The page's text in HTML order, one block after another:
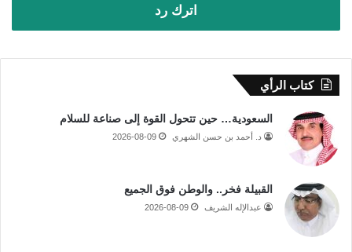
اترك رد
كتاب الرأي
السعودية… حين تتحول القوة إلى صناعة للسلام
د. أحمد بن حسن الشهري 2026-08-09
القبيلة فخر.. والوطن فوق الجميع
عبدالإله الشريف 2026-08-09